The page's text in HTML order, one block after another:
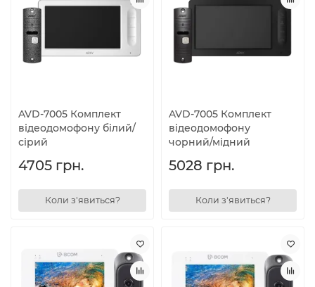
AVD-7005 Комплект
відеодомофону білий/
сірий
4705 грн.
Коли з'явиться?
AVD-7005 Комплект
відеодомофону
чорний/мідний
5028 грн.
Коли з'явиться?